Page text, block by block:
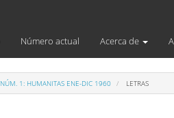
Número actual Acerca de
NÚM. 1: HUMANITAS ENE-DIC 1960 LETRAS